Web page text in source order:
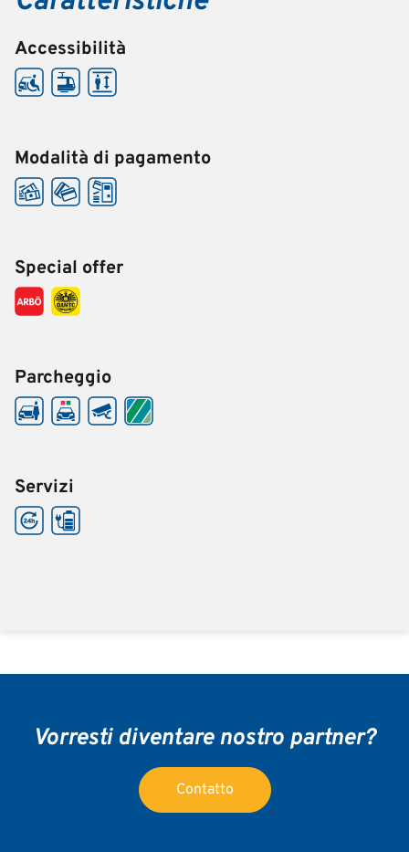
Accessibilità
Modalità di pagamento
Special offer
Parcheggio
Servizi
Vorresti diventare nostro partner?
Contatto